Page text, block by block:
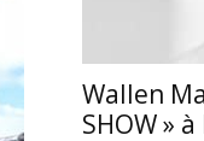
Wallen
SHOW »